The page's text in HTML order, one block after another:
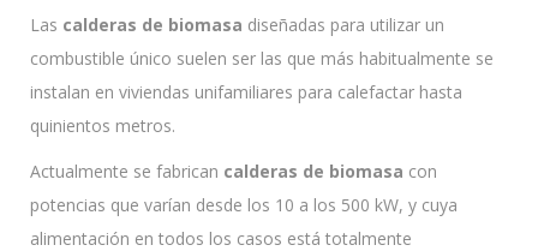
Las calderas de biomasa diseñadas para utilizar un
combustible único suelen ser las que más habitualmente se
instalan en viviendas unifamiliares para calefactar hasta
quinientos metros.
Actualmente se fabrican calderas de biomasa con
potencias que varían desde los 10 a los 500 kW, y cuya
alimentación en todos los casos está totalmente